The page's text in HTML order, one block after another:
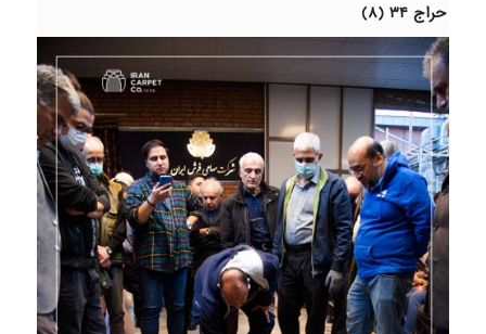
حراج ۳۴ (۸)